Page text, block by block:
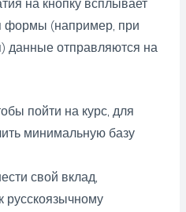
на кнопку всплывает
формы (например, при
данные отправляются на
пойти на курс, для
минимальную базу
свой вклад,
русскоязычному